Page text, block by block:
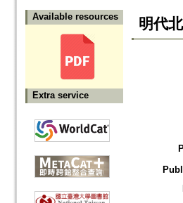
Available resources
Extra service
明代